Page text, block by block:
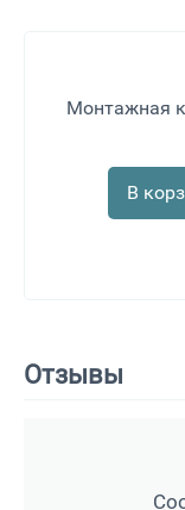
Монтажная
В
Отзывы